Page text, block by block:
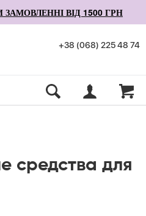
ВІД 1500 ГРН
+38 (068) 225 48 74
средства для